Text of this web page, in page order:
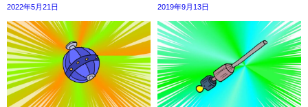
2022年5月21日 2019年9月13日